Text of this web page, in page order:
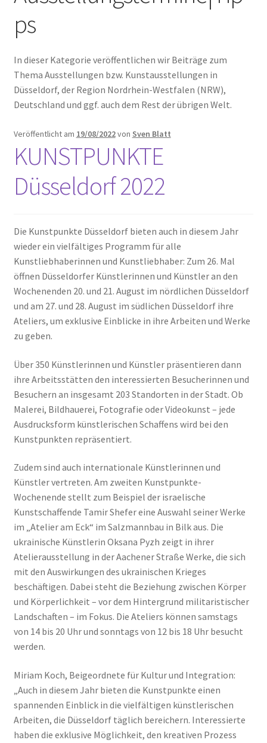
Zeichnen/Kolorieren
Papier
Linoldruck
Schule
Geschenke
%Angebote%
ps
In dieser Kategorie veröffentlichen wir Beiträge zum
Thema Ausstellungen bzw. Kunstausstellungen in
Düsseldorf, der Region Nordrhein-Westfalen (NRW),
Deutschland und ggf. auch dem Rest der übrigen Welt.
Veröffentlicht am 19/08/2022von Sven Blatt
KUNSTPUNKTE
Düsseldorf 2022
Die Kunstpunkte Düsseldorf bieten auch in diesem Jahr
wieder ein vielfältiges Programm für alle
Kunstliebhaberinnen und Kunstliebhaber: Zum 26. Mal
öffnen Düsseldorfer Künstlerinnen und Künstler an den
Wochenenden 20. und 21. August im nördlichen Düsseldorf
und am 27. und 28. August im südlichen Düsseldorf ihre
Ateliers, um exklusive Einblicke in ihre Arbeiten und Werke
zu geben.
Über 350 Künstlerinnen und Künstler präsentieren dann
ihre Arbeitsstätten den interessierten Besucherinnen und
Besuchern an insgesamt 203 Standorten in der Stadt. Ob
Malerei, Bildhauerei, Fotografie oder Videokunst – jede
Ausdrucksform künstlerischen Schaffens wird bei den
Kunstpunkten repräsentiert.
Zudem sind auch internationale Künstlerinnen und
Künstler vertreten. Am zweiten Kunstpunkte-
Wochenende stellt zum Beispiel der israelische
Kunstschaffende Tamir Shefer eine Auswahl seiner Werke
im „Atelier am Eck“ im Salzmannbau in Bilk aus. Die
ukrainische Künstlerin Oksana Pyzh zeigt in ihrer
Atelierausstellung in der Aachener Straße Werke, die sich
mit den Auswirkungen des ukrainischen Krieges
beschäftigen. Dabei steht die Beziehung zwischen Körper
und Körperlichkeit – vor dem Hintergrund militaristischer
Landschaften – im Fokus. Die Ateliers können samstags
von 14 bis 20 Uhr und sonntags von 12 bis 18 Uhr besucht
werden.
Miriam Koch, Beigeordnete für Kultur und Integration:
„Auch in diesem Jahr bieten die Kunstpunkte einen
spannenden Einblick in die vielfältigen künstlerischen
Arbeiten, die Düsseldorf täglich bereichern. Interessierte
haben die exklusive Möglichkeit, den kreativen Prozess